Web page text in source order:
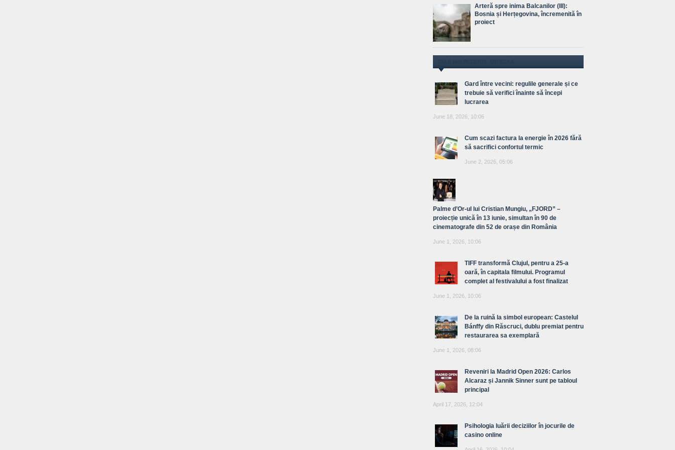
Arteră spre inima Balcanilor (III):
Bosnia și Herțegovina, încremenită în
proiect
Gard între vecini: regulile generale și ce
trebuie să verifici înainte să începi
lucrarea
June 18, 2026, 10:06
Cum scazi factura la energie în 2026 fără
să sacrifici confortul termic
June 2, 2026, 05:06
Palme d’Or-ul lui Cristian Mungiu, „FJORD” –
proiecție unică în 13 iunie, simultan în 90 de
cinematografe din 52 de orașe din România
June 1, 2026, 10:06
TIFF transformă Clujul, pentru a 25-a
oară, în capitala filmului. Programul
complet al festivalului a fost finalizat
June 1, 2026, 10:06
De la ruină la simbol european: Castelul
Bánffy din Răscruci, dublu premiat pentru
restaurarea sa exemplară
June 1, 2026, 08:06
Reveniri la Madrid Open 2026: Carlos
Alcaraz și Jannik Sinner sunt pe tabloul
principal
April 17, 2026, 12:04
Psihologia luării deciziilor în jocurile de
casino online